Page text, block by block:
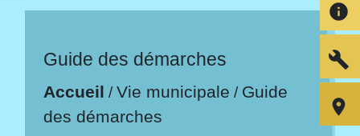
Guide des démarches
Accueil /Vie municipale / Guide
des démarches
info
build
room